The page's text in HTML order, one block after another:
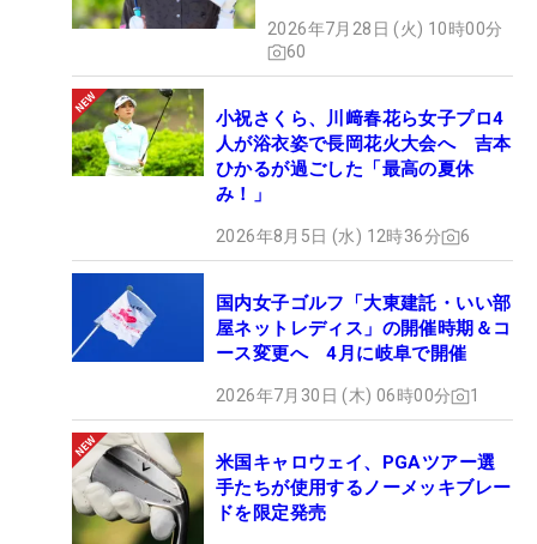
2026年7月28日 (火) 10時00分
60
小祝さくら、川﨑春花ら女子プロ4
人が浴衣姿で長岡花火大会へ 吉本
ひかるが過ごした「最高の夏休
み！」
2026年8月5日 (水) 12時36分 6
国内女子ゴルフ「大東建託・いい部
屋ネットレディス」の開催時期＆コ
ース変更へ 4月に岐阜で開催
2026年7月30日 (木) 06時00分 1
米国キャロウェイ、PGAツアー選
手たちが使用するノーメッキブレー
ドを限定発売